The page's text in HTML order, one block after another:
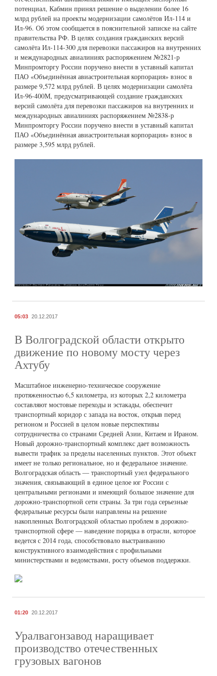
потенциал, Кабмин принял решение о выделении более 16
млрд рублей на проекты модернизации самолётов Ил-114 и
Ил-96. Об этом сообщается в пояснительной записке на сайте
правительства РФ. В целях создания гражданских версий
самолёта Ил-114-300 для перевозки пассажиров на внутренних
и международных авиалиниях распоряжением №2821-р
Минпромторгу России поручено внести в уставный капитал
ПАО «Объединённая авиастроительная корпорация» взнос в
размере 9,572 млрд рублей. В целях модернизации самолёта
Ил-96-400М, предусматривающей создание гражданских
версий самолёта для перевозки пассажиров на внутренних и
международных авиалиниях распоряжением №2838-р
Минпромторгу России поручено внести в уставный капитал
ПАО «Объединённая авиастроительная корпорация» взнос в
размере 3,595 млрд рублей.
05:03 20.12.2017
В Волгоградской области открыто
движение по новому мосту через
Ахтубу
Масштабное инженерно-техническое сооружение
протяженностью 6,5 километра, из которых 2,2 километра
составляют мостовые переходы и эстакады, обеспечит
транспортный коридор с запада на восток, открыв перед
регионом и Россией в целом новые перспективы
сотрудничества со странами Средней Азии, Китаем и Ираном.
Новый дорожно-транспортный комплекс дает возможность
вывести трафик за пределы населенных пунктов. Этот объект
имеет не только региональное, но и федеральное значение.
Волгоградская область — транспортный узел федерального
значения, связывающий в единое целое юг России с
центральными регионами и имеющий большое значение для
дорожно-транспортной сети страны. За три года серьезные
федеральные ресурсы были направлены на решение
накопленных Волгоградской областью проблем в дорожно-
транспортной сфере — наведение порядка в отрасли, которое
ведется с 2014 года, способствовало выстраиванию
конструктивного взаимодействия с профильными
министерствами и ведомствами, росту объемов поддержки.
01:20 20.12.2017
Уралвагонзавод наращивает
производство отечественных
грузовых вагонов